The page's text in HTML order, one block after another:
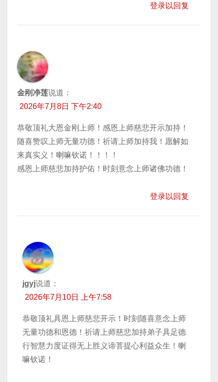
登录以回复
金刚净莲说道：
2026年7月8日 下午2:40
恭敬顶礼大恩金刚上师！感恩上师慈悲开示加持！
随喜赞叹上师无量功德！祈请上师加持我！愿解如
来真实义！喇嘛钦诺！！！！
感恩上师慈悲加持护佑！时刻意念上师诸佛功德！
登录以回复
jgyj说道：
2026年7月10日 上午7:58
恭敬顶礼具恩上师慈悲开示！时刻随喜意念上师
无量功德和恩德！祈请上师慈悲加持弟子具足德
行智慧力度证得无上胜义谛菩提心利益众生！喇
嘛钦诺！